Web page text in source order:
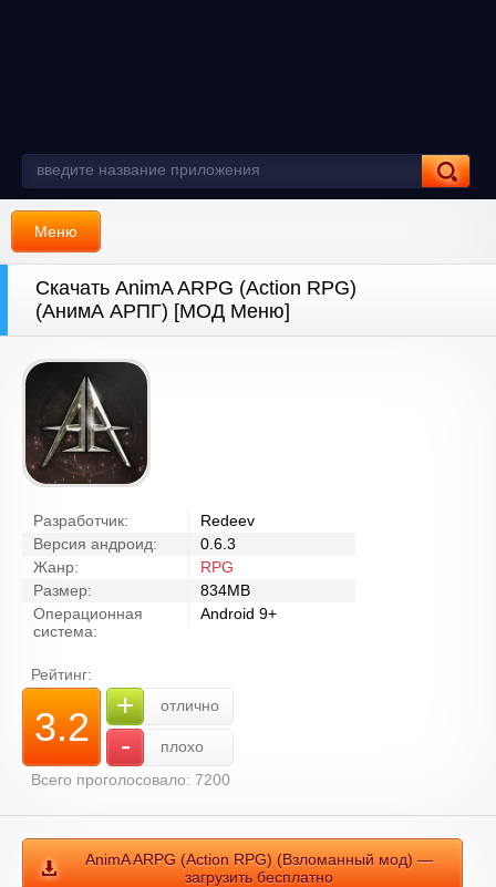
Меню
Скачать AnimA ARPG (Action RPG)
(АнимА АРПГ) [МОД Меню]
Разработчик:
Redeev
Версия андроид:
0.6.3
Жанр:
RPG
Размер:
834MB
Операционная
система:
Android 9+
Рейтинг:
3.2 + отлично
-
плохо
Всего проголосовало: 7200
AnimA ARPG (Action RPG) (Взломанный мод) —
загрузить бесплатно